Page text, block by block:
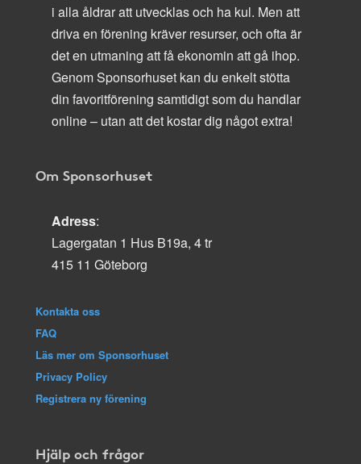
i alla åldrar att utvecklas och ha kul. Men att
driva en förening kräver resurser, och ofta är
det en utmaning att få ekonomin att gå ihop.
Genom Sponsorhuset kan du enkelt stötta
din favoritförening samtidigt som du handlar
online – utan att det kostar dig något extra!
Om Sponsorhuset
Adress:
Lagergatan 1 Hus B19a, 4 tr
415 11 Göteborg
Kontakta oss
FAQ
Läs mer om Sponsorhuset
Privacy Policy
Registrera ny förening
Hjälp och frågor